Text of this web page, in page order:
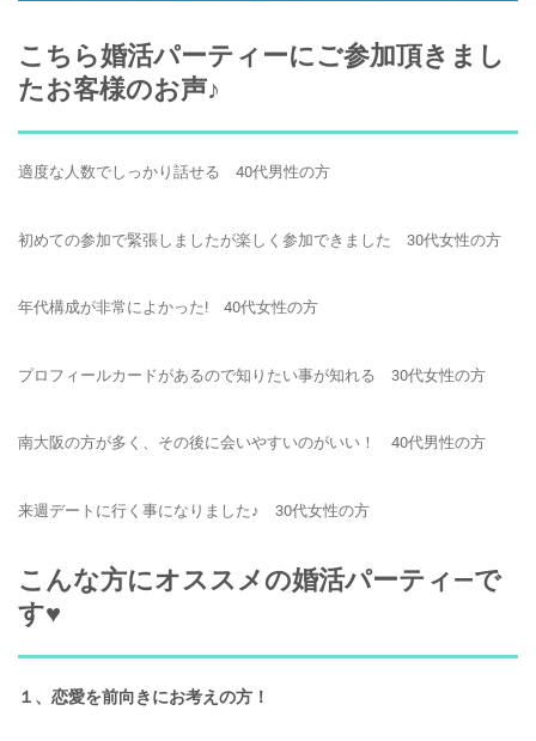
こちら婚活パーティーにご参加頂きまし
たお客様のお声♪
適度な人数でしっかり話せる 40代男性の方
初めての参加で緊張しましたが楽しく参加できました 30代女性の方
年代構成が非常によかった! 40代女性の方
プロフィールカードがあるので知りたい事が知れる 30代女性の方
南大阪の方が多く、その後に会いやすいのがいい！ 40代男性の方
来週デートに行く事になりました♪ 30代女性の方
こんな方にオススメの婚活パーティ―で
す♥
１、恋愛を前向きにお考えの方！